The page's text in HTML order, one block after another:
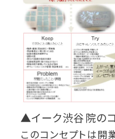
▲イーク渋谷院の
このコンセプトは開